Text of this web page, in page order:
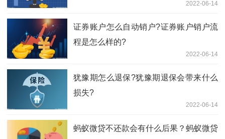
2022-06-14
证券账户怎么自动销户?证券账户销户流
程是怎么样的?
2022-06-14
犹豫期怎么退保?犹豫期退保会带来什么
损失?
2022-06-14
蚂蚁微贷不还款会有什么后果？蚂蚁微贷